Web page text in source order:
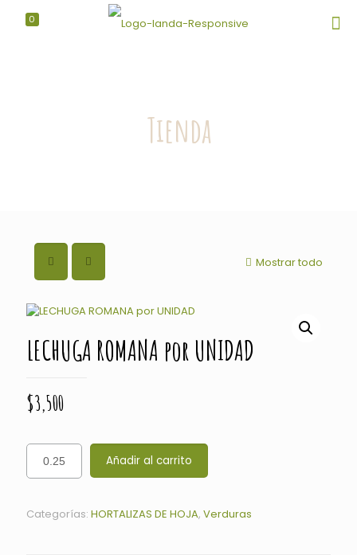
0
Tienda
Mostrar todo
LECHUGA ROMANA por UNIDAD
$3,500
Añadir al carrito
Categorías: HORTALIZAS DE HOJA, Verduras